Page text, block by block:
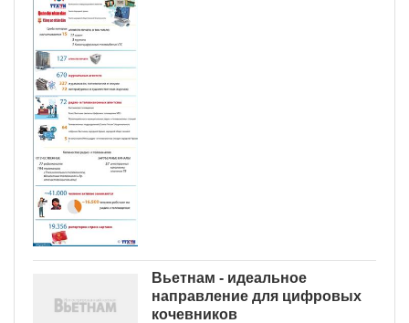
Вьетнам - идеальное
направление для цифровых
кочевников